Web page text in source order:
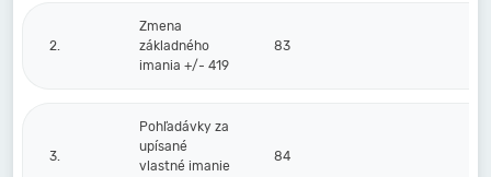
2.
Zmena
základného
imania +/- 419
83
3.
Pohľadávky za
upísané
vlastné imanie
84